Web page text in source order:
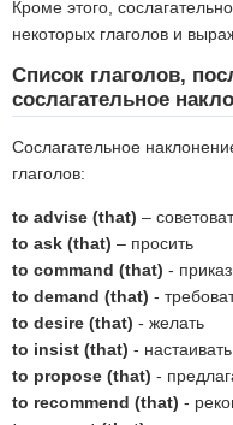
Кроме этого,
некоторых глаголов и
Список глаголов,
сослагательное
Сослагательное
глаголов:
to advise (that) –
to ask (that) – просить
to command (that) -
to demand (that) -
to desire (that) - желать
to insist (that) - настаивать
to propose (that) -
to recommend (that) -